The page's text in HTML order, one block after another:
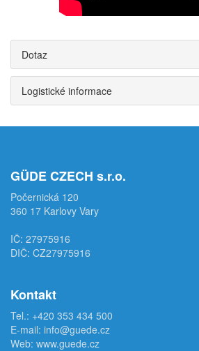
Dotaz
Logistické informace
GÜDE CZECH s.r.o.
Počernická 120
360 17 Karlovy Vary
IČ: 27975916
DIČ: CZ27975916
Kontakt
Tel.: +420 353 434 500
E-mail: info@guede.cz
Web: www.guede.cz